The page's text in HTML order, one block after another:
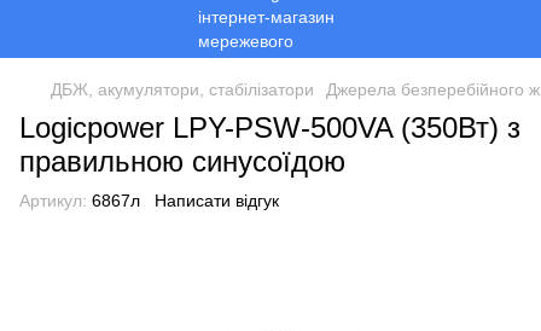
ДБЖ, акумулятори, стабілізатори Джерела безперебійного
Logicpower LPY-PSW-500VA (350Вт) з
правильною синусоїдою
Артикул: 6867л Написати відгук